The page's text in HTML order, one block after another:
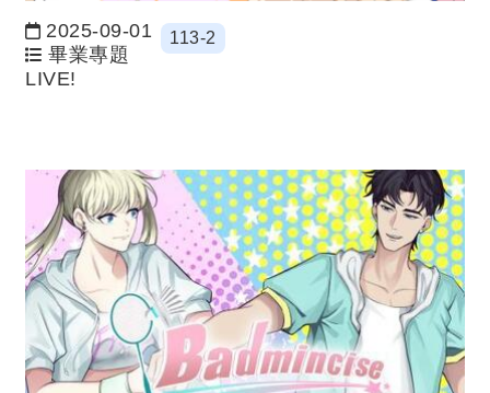
日期：
2025-09-01
畢業專題
113-2
LIVE!